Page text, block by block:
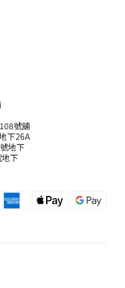
號舖
下26A
地下
下